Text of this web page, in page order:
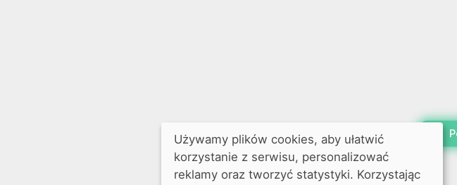
Używamy plików cookies, aby ułatwić
korzystanie z serwisu, personalizować
reklamy oraz tworzyć statystyki. Korzystając